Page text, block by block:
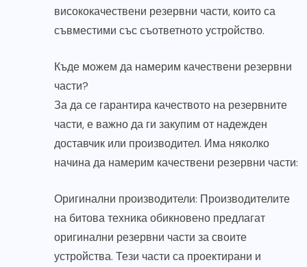
висококачествени резервни части, които са
съвместими със съответното устройство.
Къде можем да намерим качествени резервни
части?
За да се гарантира качеството на резервните
части, е важно да ги закупим от надежден
доставчик или производител. Има няколко
начина да намерим качествени резервни части:
Оригинални производители: Производителите
на битова техника обикновено предлагат
оригинални резервни части за своите
устройства. Тези части са проектирани и